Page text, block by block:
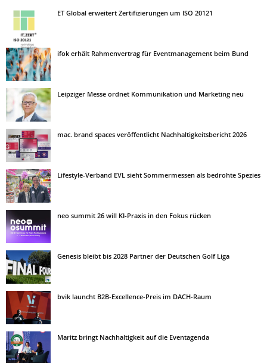
ET Global erweitert Zertifizierungen um ISO 20121
ifok erhält Rahmenvertrag für Eventmanagement beim Bund
Leipziger Messe ordnet Kommunikation und Marketing neu
mac. brand spaces veröffentlicht Nachhaltigkeitsbericht 2026
Lifestyle-Verband EVL sieht Sommermessen als bedrohte Spezies
neo summit 26 will KI-Praxis in den Fokus rücken
Genesis bleibt bis 2028 Partner der Deutschen Golf Liga
bvik launcht B2B-Excellence-Preis im DACH-Raum
Maritz bringt Nachhaltigkeit auf die Eventagenda